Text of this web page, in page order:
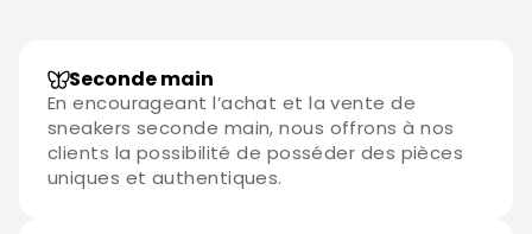
Seconde main
En encourageant l’achat et la vente de
sneakers seconde main, nous offrons à nos
clients la possibilité de posséder des pièces
uniques et authentiques.